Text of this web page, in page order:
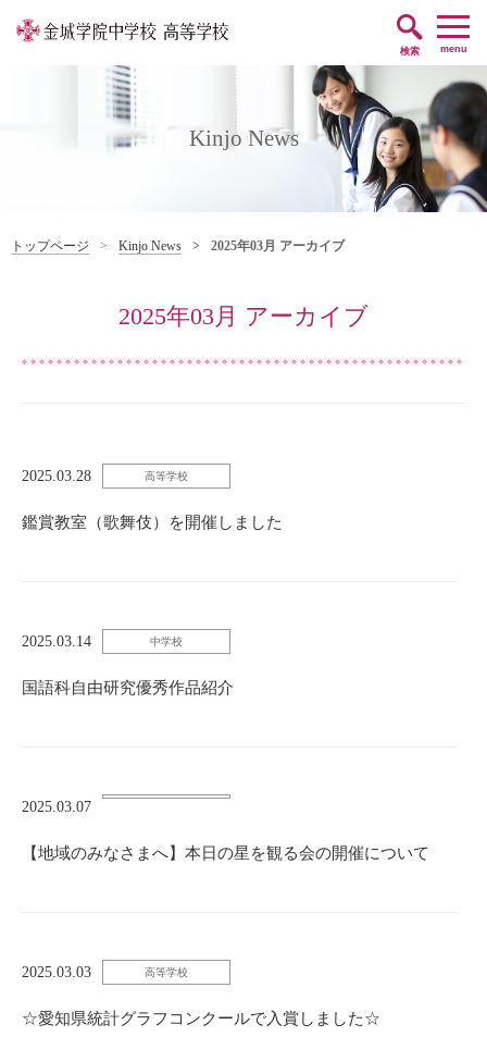
検索 menu
帰国子女編入・
Kinjo News
トップページ Kinjo News 2025年03月 アーカイブ
2025年03月 アーカイブ
2025.03.28 高等学校
鑑賞教室（歌舞伎）を開催しました
2025.03.14 中学校
国語科自由研究優秀作品紹介
2025.03.07
【地域のみなさまへ】本日の星を観る会の開催について
2025.03.03 高等学校
☆愛知県統計グラフコンクールで入賞しました☆